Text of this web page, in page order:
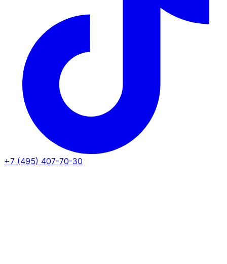
+7 (495) 407-70-30